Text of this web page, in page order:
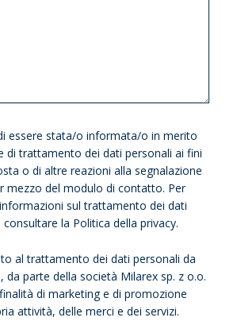
essere stata/o informata/o in merito
di trattamento dei dati personali ai fini
o di altre reazioni alla segnalazione
mezzo del modulo di contatto. Per
sul trattamento dei dati
consultare la Politica della privacy.
al trattamento dei dati personali da
da parte della società Milarex sp. z o.o.
di marketing e di promozione
attività, delle merci e dei servizi.